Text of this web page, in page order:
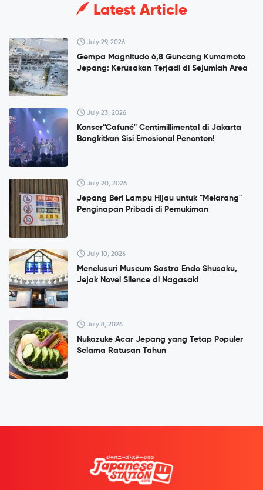
Latest Article
July 29, 2026
Gempa Magnitudo 6,8 Guncang Kumamoto
Jepang: Kerusakan Terjadi di Sejumlah Area
July 23, 2026
Konser”Cafuné" Centimillimental di Jakarta
Bangkitkan Sisi Emosional Penonton!
July 20, 2026
Jepang Beri Lampu Hijau untuk "Melarang"
Penginapan Pribadi di Pemukiman
July 10, 2026
Menelusuri Museum Sastra Endō Shūsaku,
Jejak Novel Silence di Nagasaki
July 8, 2026
Nukazuke Acar Jepang yang Tetap Populer
Selama Ratusan Tahun